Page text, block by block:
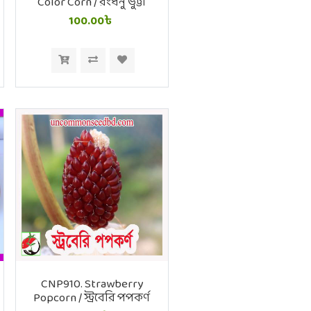
100.00৳
CNP910. Strawberry
Popcorn / স্ট্রবেরি পপকর্ণ